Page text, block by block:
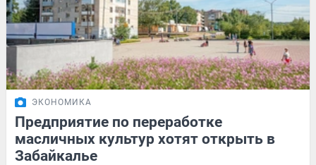
ЭКОНОМИКА
Предприятие по переработке
масличных культур хотят открыть в
Забайкалье